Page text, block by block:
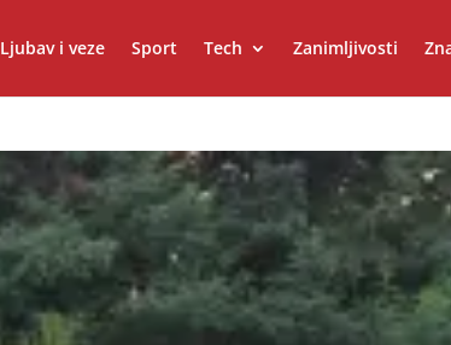
Ljubav i veze Sport Tech Zanimljivosti